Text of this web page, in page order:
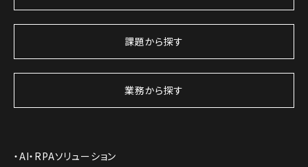
課題から探す
業務から探す
AI・RPAソリューション